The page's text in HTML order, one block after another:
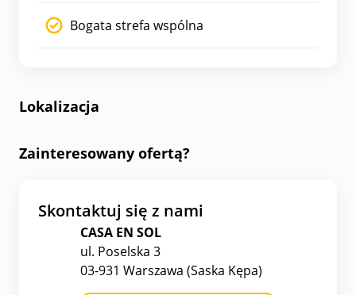
Bogata strefa wspólna
Lokalizacja
Zainteresowany ofertą?
Skontaktuj się z nami
CASA EN SOL
ul. Poselska 3
03-931 Warszawa (Saska Kępa)